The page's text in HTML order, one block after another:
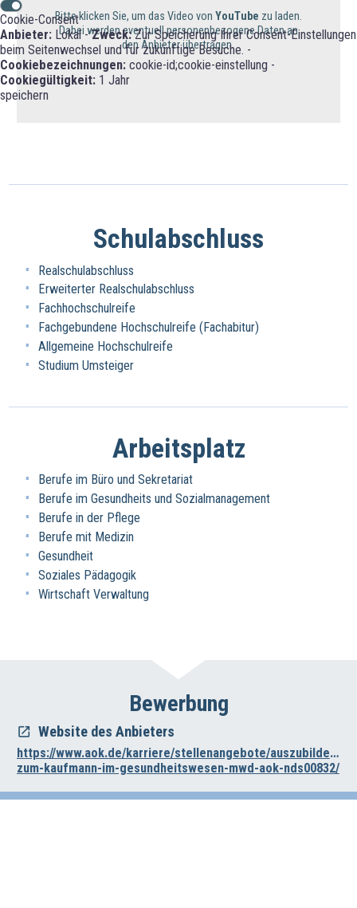
Cookie-Consent
Anbieter: Lokal -Zweck:Zur Speicherung Ihrer Consent-Einstellungen
beim Seitenwechsel und für zukünftige Besuche. -
Cookiebezeichnungen: cookie-id;cookie-einstellung -
Cookiegültigkeit: 1 Jahr
speichern
Bitte klicken Sie, um das Video von YouTube zu laden.
Dabei werden eventuell personenbezogene Daten an
den Anbieter übertragen.
Schulabschluss
Realschulabschluss
Erweiterter Realschulabschluss
Fachhochschulreife
Fachgebundene Hochschulreife (Fachabitur)
Allgemeine Hochschulreife
Studium Umsteiger
Arbeitsplatz
Berufe im Büro und Sekretariat
Berufe im Gesundheits und Sozialmanagement
Berufe in der Pflege
Berufe mit Medizin
Gesundheit
Soziales Pädagogik
Wirtschaft Verwaltung
Bewerbung
Website des Anbieters
https://www.aok.de/karriere/stellenangebote/auszubildende-
zum-kaufmann-im-gesundheitswesen-mwd-aok-nds00832/